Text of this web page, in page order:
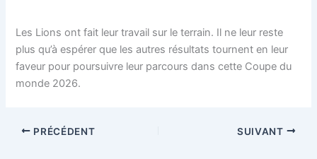
Les Lions ont fait leur travail sur le terrain. Il ne leur reste
plus qu’à espérer que les autres résultats tournent en leur
faveur pour poursuivre leur parcours dans cette Coupe du
monde 2026.
PRÉCÉDENT SUIVANT